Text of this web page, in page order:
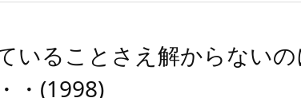
いることさえ解からない
・(1998)